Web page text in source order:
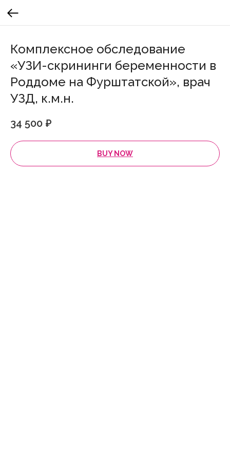
Комплексное обследование
«УЗИ-скрининги беременности в
Роддоме на Фурштатской», врач
УЗД, к.м.н.
34 500 ₽
BUY NOW